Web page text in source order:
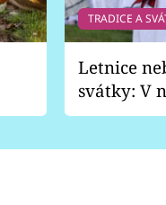
TRADICE A
Letnice
svátky: V
pondělí